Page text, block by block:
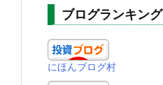
ブログランキング
にほんブログ村